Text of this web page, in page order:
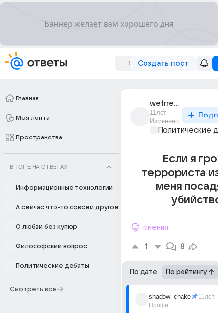
Создать пост
Главная
Моя лента
Пространства
В ТОПЕ НА ОТВЕТАХ
Информационные технологии
А сейчас что-то совсем другое
О любви без купюр
Философский вопрос
Политические дебаты
Смотреть все
wefrre_egre
11лет
Изменено
Политические
Если я
террориста
меня
мнения
1 8
По дате По рейтингу
shadow_chake
Профи
11лет